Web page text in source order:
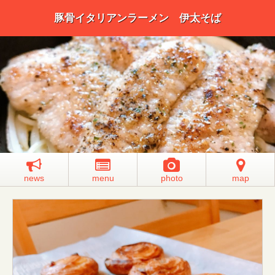
豚骨イタリアンラーメン 伊太そば
news menu photo map